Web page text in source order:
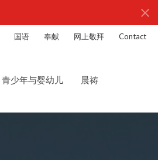
国语 奉献 网上敬拜 Contact
青少年与婴幼儿 晨祷